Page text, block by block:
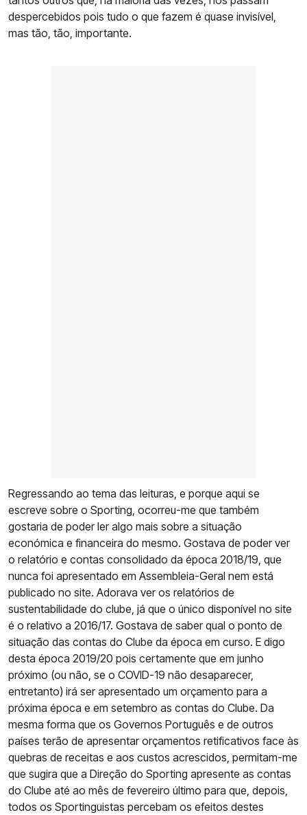
despercebidos pois tudo o que fazem é quase invisível,
mas tão, tão, importante.
Regressando ao tema das leituras, e porque aqui se
escreve sobre o Sporting, ocorreu-me que também
gostaria de poder ler algo mais sobre a situação
económica e financeira do mesmo. Gostava de poder ver
o relatório e contas consolidado da época 2018/19, que
nunca foi apresentado em Assembleia-Geral nem está
publicado no site. Adorava ver os relatórios de
sustentabilidade do clube, já que o único disponível no site
é o relativo a 2016/17. Gostava de saber qual o ponto de
situação das contas do Clube da época em curso. E digo
desta época 2019/20 pois certamente que em junho
próximo (ou não, se o COVID-19 não desaparecer,
entretanto) irá ser apresentado um orçamento para a
próxima época e em setembro as contas do Clube. Da
mesma forma que os Governos Português e de outros
países terão de apresentar orçamentos retificativos face às
quebras de receitas e aos custos acrescidos, permitam-me
que sugira que a Direção do Sporting apresente as contas
do Clube até ao mês de fevereiro último para que, depois,
todos os Sportinguistas percebam os efeitos destes